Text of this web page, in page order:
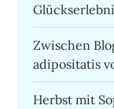
Zwischen
adipositatis
Herbst mit